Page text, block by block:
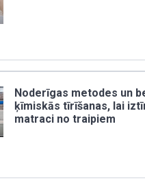
Noderīgas metodes un
ķīmiskās tīrīšanas, lai
matraci no traipiem